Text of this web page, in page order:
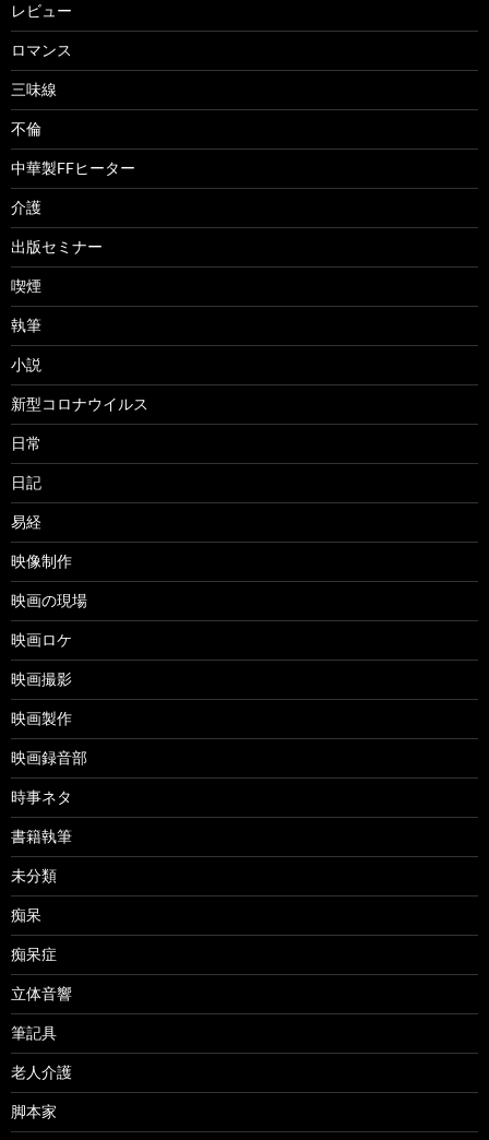
レビュー
ロマンス
三味線
不倫
中華製FFヒーター
介護
出版セミナー
喫煙
執筆
小説
新型コロナウイルス
日常
日記
易経
映像制作
映画の現場
映画ロケ
映画撮影
映画製作
映画録音部
時事ネタ
書籍執筆
未分類
痴呆
痴呆症
立体音響
筆記具
老人介護
脚本家